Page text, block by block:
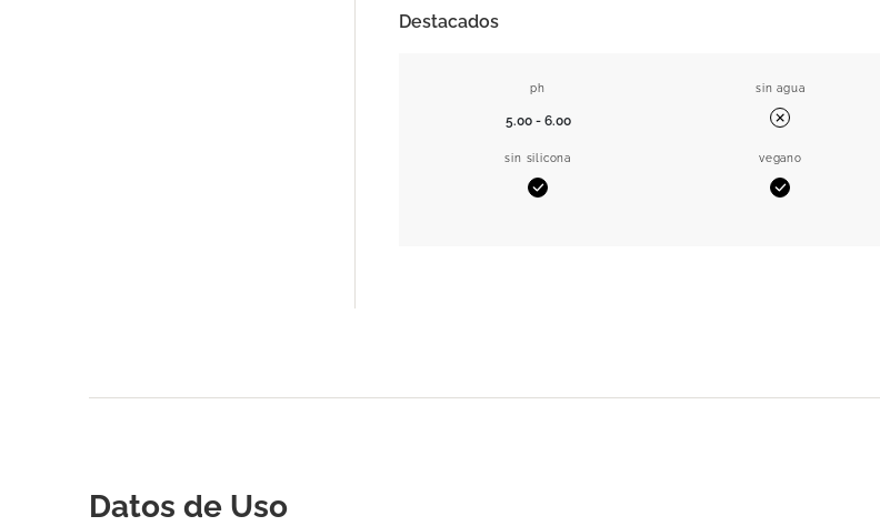
Destacados
ph
5.00 - 6.00
sin agua
N.º
sin silicona
Sí
vegano
Sí
Datos de Uso